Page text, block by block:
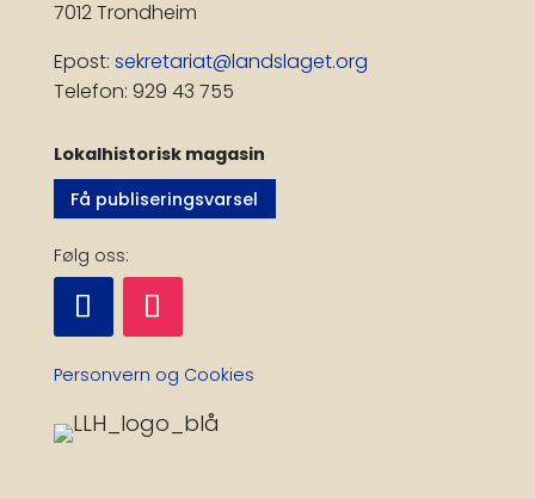
7012 Trondheim
Epost: sekretariat@landslaget.org
Telefon: 929 43 755
Lokalhistorisk magasin
Få publiseringsvarsel
Følg oss:
Personvern og Cookies